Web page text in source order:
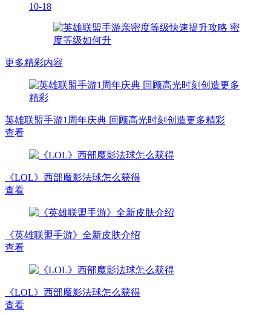
10-18
更多精彩内容
英雄联盟手游1周年庆典 回顾高光时刻创造更多精彩
查看
《LOL》西部魔影法球怎么获得
查看
《英雄联盟手游》全新皮肤介绍
查看
《LOL》西部魔影法球怎么获得
查看